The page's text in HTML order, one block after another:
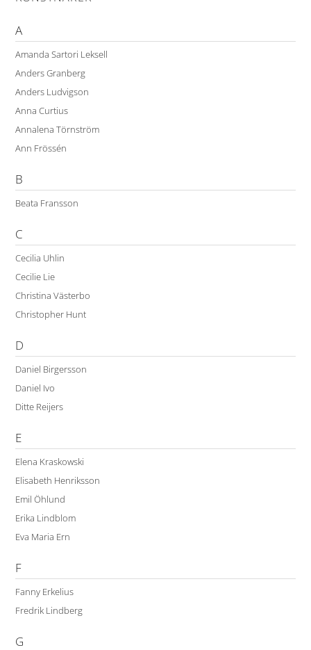
A
Amanda Sartori Leksell
Anders Granberg
Anders Ludvigson
Anna Curtius
Annalena Törnström
Ann Frössén
B
Beata Fransson
C
Cecilia Uhlin
Cecilie Lie
Christina Västerbo
Christopher Hunt
D
Daniel Birgersson
Daniel Ivo
Ditte Reijers
E
Elena Kraskowski
Elisabeth Henriksson
Emil Öhlund
Erika Lindblom
Eva Maria Ern
F
Fanny Erkelius
Fredrik Lindberg
G